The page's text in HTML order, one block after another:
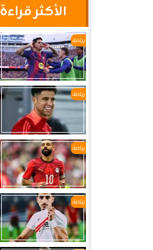
الأكثر قراءة
رياضة
رياضة
رياضة
رياضة